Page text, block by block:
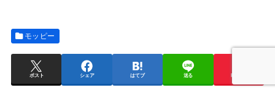
モッピー
ポスト シェア はてブ 送る Pocket